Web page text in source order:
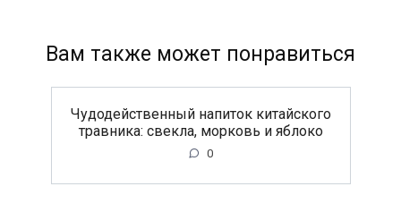
Вам также может понравиться
Чудодейственный напиток китайского
травника: свекла, морковь и яблоко
0